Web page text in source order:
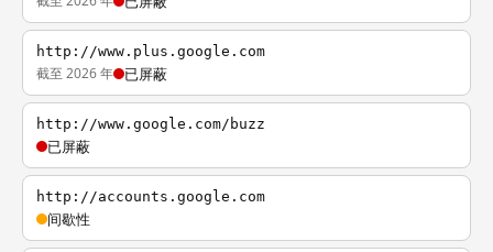
http://www.plus.google.com
截至 2026 年 已屏蔽
http://www.google.com/buzz
已屏蔽
http://accounts.google.com
间歇性